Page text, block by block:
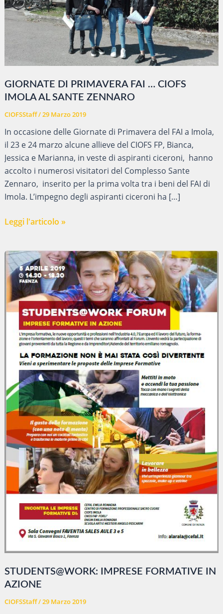
GIORNATE DI PRIMAVERA FAI … CIOFS
IMOLA AL SANTE ZENNARO
CIOFSStaff/29 Marzo 2019
In occasione delle Giornate di Primavera del FAI a Imola,
il 23 e 24 marzo alcune allieve del CIOFS FP, Bianca,
Jessica e Marianna, in veste di aspiranti ciceroni, hanno
accolto i numerosi visitatori del Complesso Sante
Zennaro, inserito per la prima volta tra i beni del FAI di
Imola. L’impegno degli aspiranti ciceroni ha […]
GIORNATE
FAI
…
CIOFS
IMOLA
AL
SANTE
ZENNARO
Leggi l'articolo »
STUDENTS@WORK: IMPRESE FORMATIVE IN
AZIONE
CIOFSStaff/29 Marzo 2019